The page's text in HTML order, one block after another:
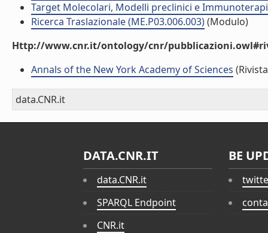
Target Molecolari, Modelli preclinici e
Ricerca Traslazionale (ME.P03.006.003)(Modulo)
Http://www.cnr.it/ontology/cnr/
Annals of the New York Academy of Sciences
data.CNR.it
DATA.CNR.IT
data.CNR.it
SPARQL Endpoint
CNR.it
BE